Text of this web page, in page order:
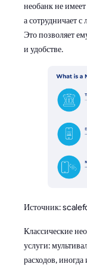
необанк не
а сотрудничает
Это позволяет
и удобстве.
Источник:
Классические
услуги:
расходов,